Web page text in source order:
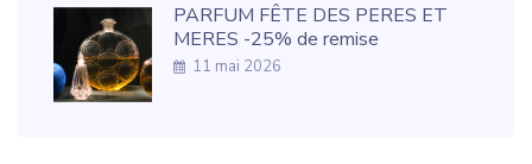
PARFUM FÊTE DES PERES ET
MERES -25% de remise
11 mai 2026